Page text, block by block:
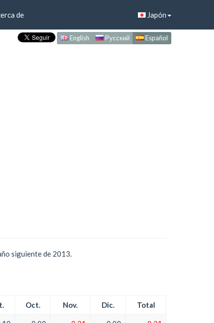
de Japón
English Русский Español
siguiente de 2013.
Oct. Nov. Dic. Total